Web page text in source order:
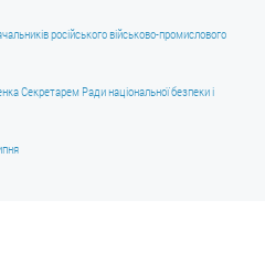
російського військово-промислового
Секретарем Ради національної безпеки і